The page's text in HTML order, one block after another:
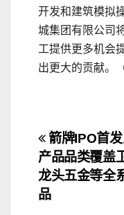
开发和建筑模拟
城集团有限公司
工提供更多机会
出更大的贡献。
文
章
导
箭牌IPO首发
产品品类覆盖
龙头五金等全
品